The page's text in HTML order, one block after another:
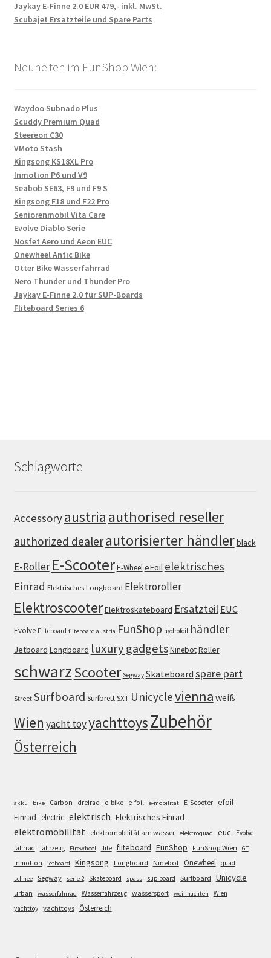
Jaykay E-Finne 2.0 EUR 479,- inkl. MwSt.
Scubajet Ersatzteile und Spare Parts
Neuheiten im FunShop Wien:
Waydoo Subnado Plus
Scuddy Premium Quad
Steereon C30
VMoto Stash
Kingsong KS18XL Pro
Inmotion P6 und V9
Seabob SE63, F9 und F9 S
Kingsong F18 und F22 Pro
Seniorenmobil Vita Care
Evolve Diablo Serie
Nosfet Aero und Aeon EUC
Onewheel Antic Bike
Otter Bike Wasserfahrrad
Nero Thunder und Thunder Pro
Jaykay E-Finne 2.0 für SUP-Boards
Fliteboard Series 6
Schlagworte
Accessoryaustria authorised reseller
authorized dealerautorisierter händlerblack
E-Roller E-ScooterE-WheeleFoil elektrisches
Einrad Elektrisches Longboard Elektroroller
ElektroscooterElektroskateboard Ersatzteil EUC
Evolve Fliteboard fliteboard austria FunShop hydrofoil händler
Jetboard Longboard luxury gadgetsNinebotRoller
schwarzScooter Segway Skateboard spare part
Street Surfboard SurfbrettSXT Unicyclevienna weiß
Wien yacht toyyachttoysZubehör
Österreich
akku bike Carbon dreirad e-bike e-foil e-mobilität E-Scooter efoil
Einrad electric elektrisch Elektrisches Einrad
elektromobilität elektromobilität am wasser elektroquad euc
Evolve
fahrrad
fahrzeug Firewheel flite fliteboard FunShop FunShop Wien GT
Inmotion jetboard Kingsong Longboard Ninebot Onewheel quad
schnee Segway serie 2 Skateboard spass sup board Surfboard Unicycle
urban wasserfahrrad Wasserfahrzeug wassersport weihnachten
Wien
yachttoy yachttoys Österreich